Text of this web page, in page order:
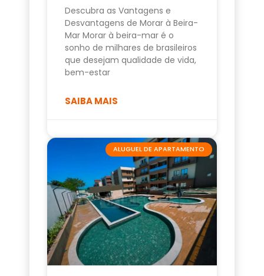
Descubra as Vantagens e
Desvantagens de Morar à Beira-
Mar Morar à beira-mar é o
sonho de milhares de brasileiros
que desejam qualidade de vida,
bem-estar
SAIBA MAIS
ALUGUEL DE APARTAMENTO